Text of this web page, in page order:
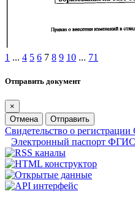
1 ... 4 5 6 7 8 9 10 ... 71
Отправить документ
×
Отмена
Отправить
Свидетельство о
Электронный паспорт